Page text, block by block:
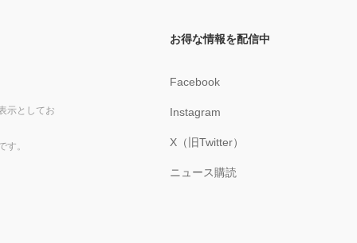
示としてお
す。
お得な情報を配信中
Facebook
Instagram
X（旧Twitter）
ニュース購読